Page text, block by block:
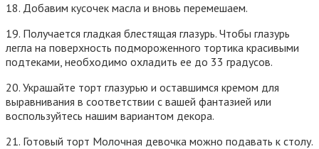
18. Добавим кусочек масла и вновь перемешаем.
19. Получается гладкая блестящая глазурь. Чтобы глазурь
легла на поверхность подмороженного тортика красивыми
подтеками, необходимо охладить ее до 33 градусов.
20. Украшайте торт глазурью и оставшимся кремом для
выравнивания в соответствии с вашей фантазией или
воспользуйтесь нашим вариантом декора.
21. Готовый торт Молочная девочка можно подавать к столу.